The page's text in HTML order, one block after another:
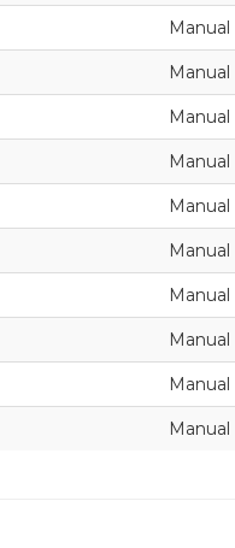
Manual
Manual
Manual
Manual
Manual
Manual
Manual
Manual
Manual
Manual